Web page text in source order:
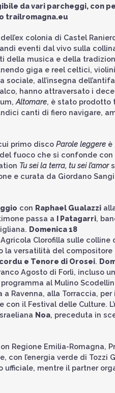
da vari parcheggi, con
trailromagna.eu
colonia di Castel
eventi dal vivo sulla
della musica e della
giga e reel celtici,
all’insegna
hanno attraversato i
Altomare, è stato prodotto
canti di fiero navigare,
primo disco Parole leggere è
fuoco che si confonde con
Tu sei la terra, tu sei l’amor
e curata da Giordano
con Raphael Gualazzi
passa a I Patagarri,
Domenica 18
Agricola Clorofilla sulle colline
la versatilità del compositore
e Tenore di Orosei.
Agosto di Forlì, incluso
programma al Mulino
a Ravenna, alla Torraccia,
con il Festival delle Culture.
Noa, preceduta in
Regione Emilia-Romagna,
con l’energia verde di Tozzi
ufficiale, mentre il partner